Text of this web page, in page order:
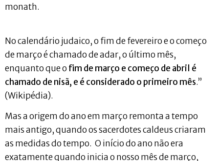
monath.
No calendário judaico, o fim de fevereiro e o começo
de março é chamado de adar, o último mês,
enquanto que o fim de março e começo de abril é
chamado de nisã, e é considerado o primeiro mês.”
(Wikipédia).
Mas a origem do ano em março remonta a tempo
mais antigo, quando os sacerdotes caldeus criaram
as medidas do tempo. O início do ano não era
exatamente quando inicia o nosso mês de março,